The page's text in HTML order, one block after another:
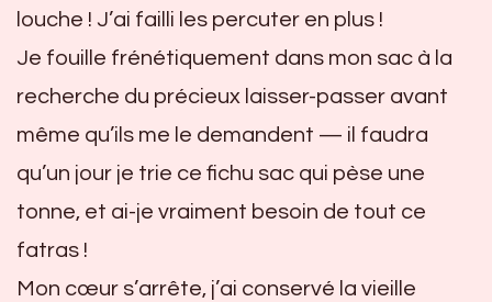
louche ! J’ai failli les percuter en plus !
Je fouille frénétiquement dans mon sac à la
recherche du précieux laisser-passer avant
même qu’ils me le demandent — il faudra
qu’un jour je trie ce fichu sac qui pèse une
tonne, et ai-je vraiment besoin de tout ce
fatras !
Mon cœur s’arrête, j’ai conservé la vieille